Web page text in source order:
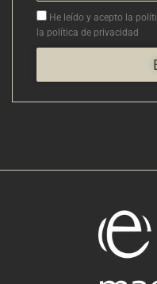
Aceptacion
He leído y acepto la
la política de privacidad